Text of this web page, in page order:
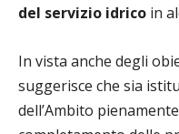
del servizio idrico in
In vista anche degli
suggerisce che sia
dell’Ambito